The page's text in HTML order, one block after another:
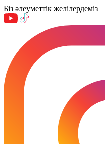
Біз әлеуметтік желілердеміз